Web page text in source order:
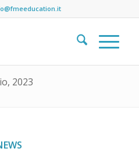
2023